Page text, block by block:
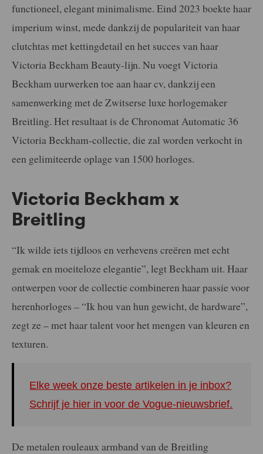
functioneel, elegant minimalisme. Eind 2023 boekte haar
imperium winst, mede dankzij de populariteit van haar
clutchtas met kettingdetail en het succes van haar
Victoria Beckham Beauty-lijn. Nu voegt Victoria
Beckham uurwerken toe aan haar cv, dankzij een
samenwerking met de Zwitserse luxe horlogemaker
Breitling. Het resultaat is de Chronomat Automatic 36
Victoria Beckham-collectie, die zal worden verkocht in
een gelimiteerde oplage van 1500 horloges.
Victoria Beckham x
Breitling
“Ik wilde iets tijdloos en verhevens creëren met echt
gemak en moeiteloze elegantie”, legt Beckham uit. Haar
ontwerpen voor de collectie combineren haar passie voor
herenhorloges – “Ik hou van hun gewicht, de hardware”,
zegt ze – met haar talent voor het mengen van kleuren en
texturen.
Elke week onze beste artikelen in je inbox?
Schrijf je hier in voor de Vogue-nieuwsbrief.
De metalen rouleaux armband van de Breitling